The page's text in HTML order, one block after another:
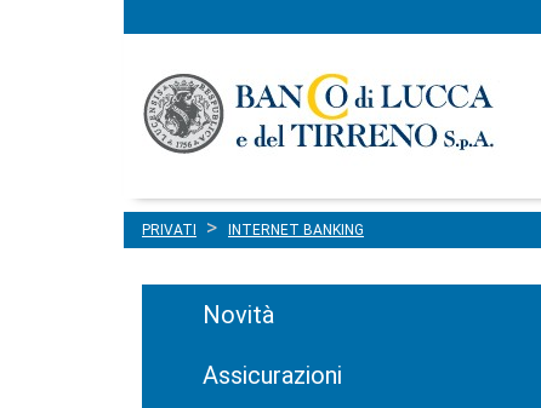
principale
PRIVATI INTERNET BANKING
Novità
Assicurazioni